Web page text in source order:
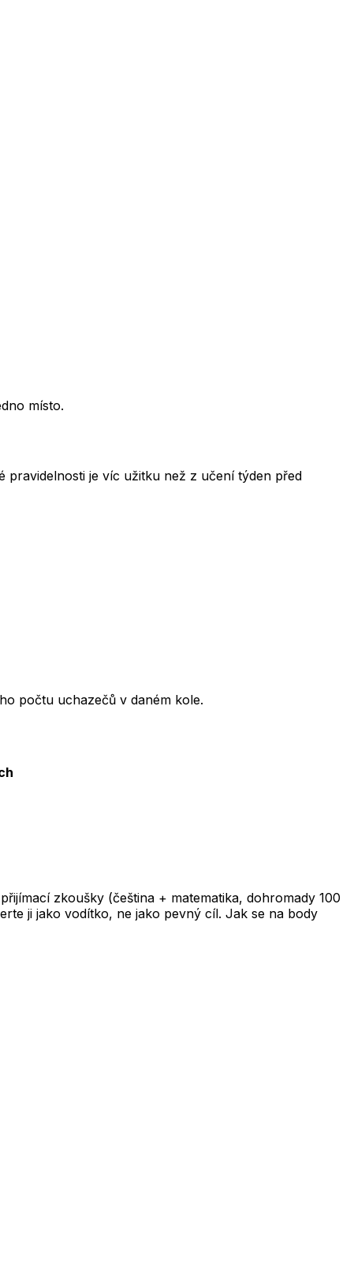
místo.
je víc užitku než z učení týden před
počtu uchazečů v daném kole.
zkoušky (čeština + matematika, dohromady 100
ji jako vodítko, ne jako pevný cíl. Jak se na body